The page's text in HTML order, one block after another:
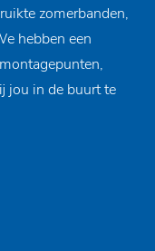
zomerbanden,
hebben een
jou in de buurt te